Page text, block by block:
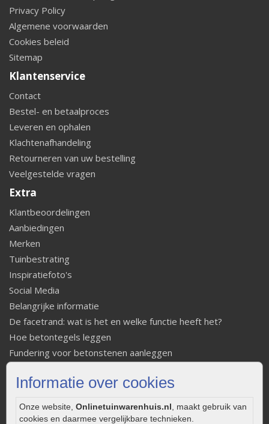
Informatie over cookies
Onze website, Onlinetuinwarenhuis.nl , maakt gebruik van
cookies en daarmee vergelijkbare technieken.
Privacy Policy
Algemene voorwaarden
Cookies beleid
Sitemap
Klantenservice
Contact
Bestel- en betaalproces
Leveren en ophalen
Klachtenafhandeling
Retourneren van uw bestelling
Veelgestelde vragen
Extra
Klantbeoordelingen
Aanbiedingen
Merken
Tuinbestrating
Inspiratiefoto's
Social Media
Belangrijke informatie
De facetrand: wat is het en welke functie heeft het?
Hoe betontegels leggen
Fundering voor betonstenen aanleggen
Strakke tuin inrichten
Onderhoud van gebakken bestrating